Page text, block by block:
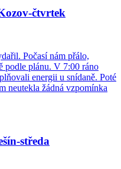
čtvrtek
Počasí nám přálo,
podle plánu. V 7:00 ráno
energii u snídaně. Poté
neutekla žádná vzpomínka
středa